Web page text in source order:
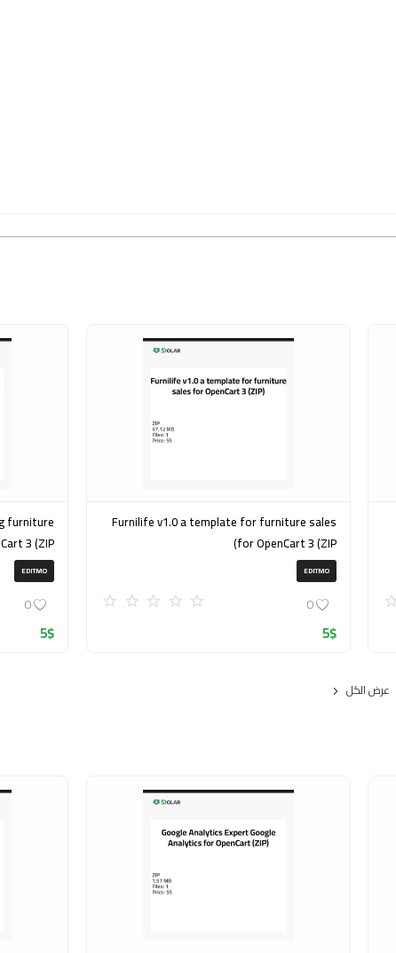
Furnilife v1.0 a template for furniture sales
for OpenCart 3 (ZIP)
EDITMO
0
5$
3 (ZIP)
EDITMO
0
5$
عرض الكل